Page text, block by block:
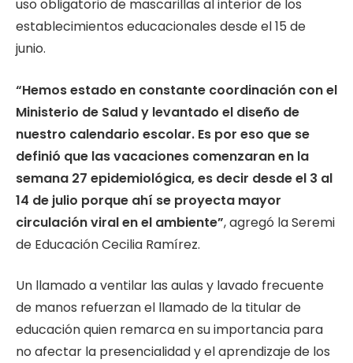
uso obligatorio de mascarillas al interior de los
establecimientos educacionales desde el 15 de
junio.
“Hemos estado en constante coordinación con el
Ministerio de Salud y levantado el diseño de
nuestro calendario escolar. Es por eso que se
definió que las vacaciones comenzaran en la
semana 27 epidemiológica, es decir desde el 3 al
14 de julio porque ahí se proyecta mayor
circulación viral en el ambiente”, agregó la Seremi
de Educación Cecilia Ramírez.
Un llamado a ventilar las aulas y lavado frecuente
de manos refuerzan el llamado de la titular de
educación quien remarca en su importancia para
no afectar la presencialidad y el aprendizaje de los